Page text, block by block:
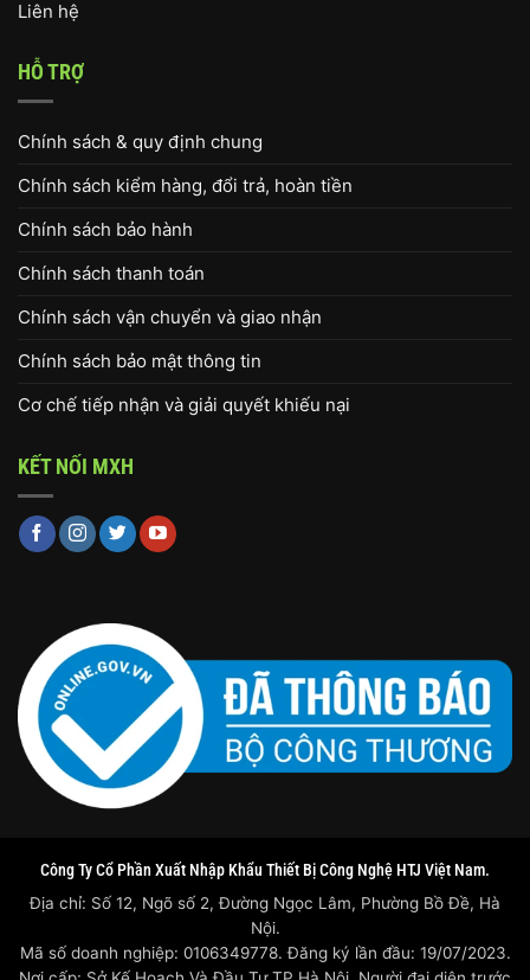
Liên hệ
HỖ TRỢ
Chính sách & quy định chung
Chính sách kiểm hàng, đổi trả, hoàn tiền
Chính sách bảo hành
Chính sách thanh toán
Chính sách vận chuyển và giao nhận
Chính sách bảo mật thông tin
Cơ chế tiếp nhận và giải quyết khiếu nại
KẾT NỐI MXH
Công Ty Cổ Phần Xuất Nhập Khẩu Thiết Bị Công Nghệ HTJ Việt Nam.
Địa chỉ: Số 12, Ngõ số 2, Đường Ngọc Lâm, Phường Bồ Đề, Hà
Nội.
Mã số doanh nghiệp: 0106349778. Đăng ký lần đầu: 19/07/2023.